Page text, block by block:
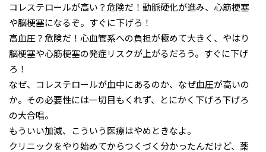
コレステロールが高い？危険だ！動脈硬化が進み、心筋梗塞
や脳梗塞になるぞ。すぐに下げろ！
高血圧？危険だ！心血管系への負担が極めて大きく、やはり
脳梗塞や心筋梗塞の発症リスクが上がるだろう。すぐに下げ
ろ！
なぜ、コレステロールが血中にあるのか、なぜ血圧が高いの
か。その必要性には一切目もくれず、とにかく下げろ下げろ
の大合唱。
もういい加減、こういう医療はやめときなよ。
クリニックをやり始めてからつくづく分かったんだけど、薬